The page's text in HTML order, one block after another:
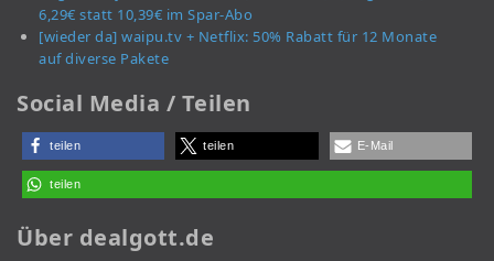
6,29€ statt 10,39€ im Spar-Abo
[wieder da] waipu.tv + Netflix: 50% Rabatt für 12 Monate
auf diverse Pakete
Social Media / Teilen
teilen teilen E-Mail
teilen
Über dealgott.de